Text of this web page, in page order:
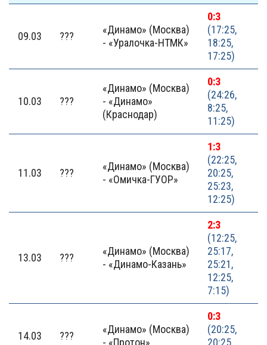
09.03 ???
«Динамо» (Москва)
- «Уралочка-НТМК»
0:3
(17:25,
18:25,
17:25)
10.03 ???
«Динамо» (Москва)
- «Динамо»
(Краснодар)
0:3
(24:26,
8:25,
11:25)
11.03 ???
«Динамо» (Москва)
- «Омичка-ГУОР»
1:3
(22:25,
20:25,
25:23,
12:25)
13.03 ???
«Динамо» (Москва)
- «Динамо-Казань»
2:3
(12:25,
25:17,
25:21,
12:25,
7:15)
14.03 ???
«Динамо» (Москва)
- «Протон»
0:3
(20:25,
20:25,